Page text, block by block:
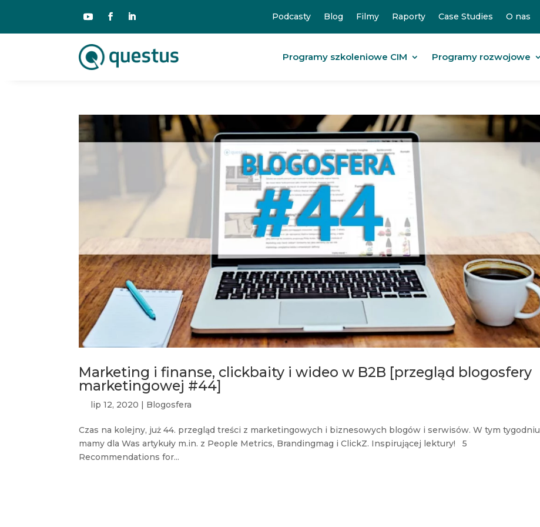
Podcasty Blog Filmy Raporty Case Studies O nas
Programy szkoleniowe CIM Programy rozwojowe
Marketing i finanse, clickbaity i wideo w B2B [przegląd blogosfery
marketingowej #44]
lip 12, 2020 | Blogosfera
Czas na kolejny, już 44. przegląd treści z marketingowych i biznesowych blogów i serwisów. W tym tygodniu
mamy dla Was artykuły m.in. z People Metrics, Brandingmag i ClickZ. Inspirującej lektury! 5
Recommendations for...